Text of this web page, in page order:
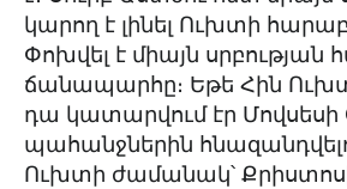
կարող է լինել Ուխտի
Փոխվել է միայն սրբության
ճանապարհը։ Եթե Հին
դա կատարվում էր Մովսեսի
պահանջներին
Ուխտի ժամանակ՝